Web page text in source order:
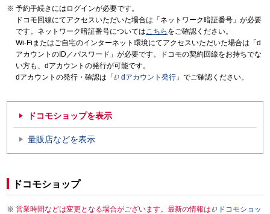
予約手続きにはログインが必要です。
ドコモ回線にてアクセスいただいた場合は「ネットワーク暗証番号」が必要
です。ネットワーク暗証番号についてはこちら をご確認ください。
Wi-Fiまたはご自宅のインターネット環境にてアクセスいただいた場合は「d
アカウントのID／パスワード」が必要です。ドコモの契約回線をお持ちでな
い方も、dアカウントの発行が可能です。
dアカウントの発行・確認は「
dアカウント発行 」でご確認ください。
ドコモショップを表示
量販店などを表示
ドコモショップ
営業時間などは変更となる場合がございます。最新の情報は
ドコモショッ